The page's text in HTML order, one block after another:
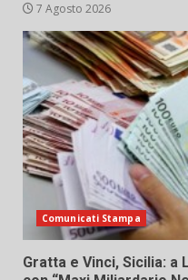
7 Agosto 2026
Comunicati Stampa
Gratta e Vinci, Sicilia: a